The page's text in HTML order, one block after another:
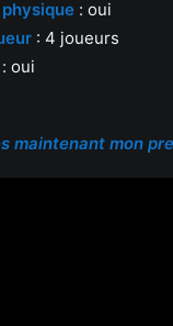
: oui
: 4 joueurs
: oui
maintenant mon